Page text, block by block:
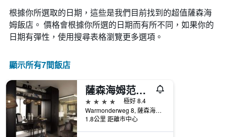
根據你所選取的日期，這些是我們目前找到的超值薩森海
姆​飯店。 價格會根據你所選的日期而有所不同，如果你的
日期有彈性，使用搜尋表格瀏覽更多選項。
顯示所有7間飯店
薩森海姆范德瓦爾克酒店- 萊頓
4星級
極好 8.4
Warmonderweg 8, 薩森海姆, 南荷蘭, 荷蘭
1.8公里 距離市中心